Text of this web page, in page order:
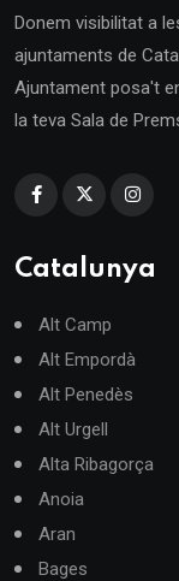
Donem visibilitat a
ajuntaments de
Ajuntament posa't
la teva Sala de
Catalunya
Alt Camp
Alt Empordà
Alt Penedès
Alt Urgell
Alta Ribagorça
Anoia
Aran
Bages